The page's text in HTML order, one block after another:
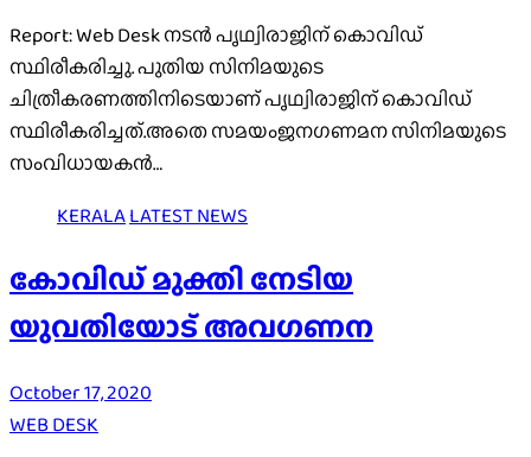
Report: Web Desk നടൻ പൃഥ്വിരാജിന് കൊവിഡ്
സ്ഥിരീകരിച്ചു. പുതിയ സിനിമയുടെ
ചിത്രീകരണത്തിനിടെയാണ് പൃഥ്വിരാജിന് കൊവിഡ്
സ്ഥിരീകരിച്ചത്.അതെ സമയംജനഗണമന സിനിമയുടെ
സംവിധായകൻ…
KERALALATEST NEWS
കോവിഡ് മുക്തി നേടിയ
യുവതിയോട് അവഗണന
October 17, 2020
WEB DESK